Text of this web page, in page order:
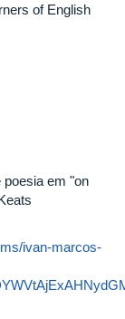
of English
poesia em "on
ivan-marcos-